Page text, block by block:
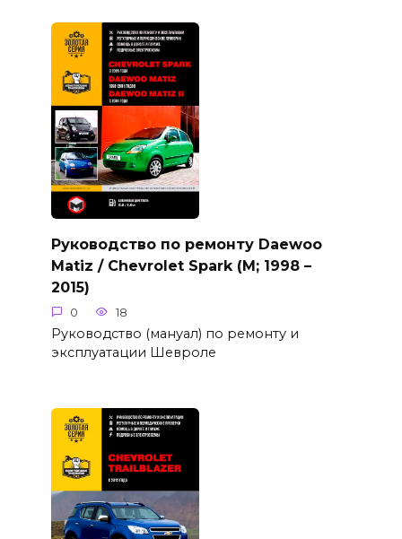
Руководство по ремонту Daewoo
Matiz / Chevrolet Spark (M; 1998 –
2015)
0 18
Руководство (мануал) по ремонту и
эксплуатации Шевроле